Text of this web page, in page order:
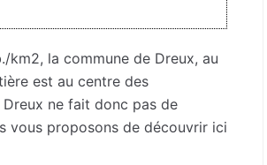
la commune de Dreux, au
est au centre des
ne fait donc pas de
vous proposons de découvrir ici